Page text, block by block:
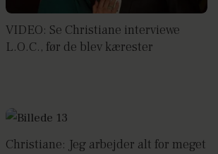
VIDEO: Se Christiane interviewe
L.O.C., før de blev kærester
Christiane: Jeg arbejder alt for meget